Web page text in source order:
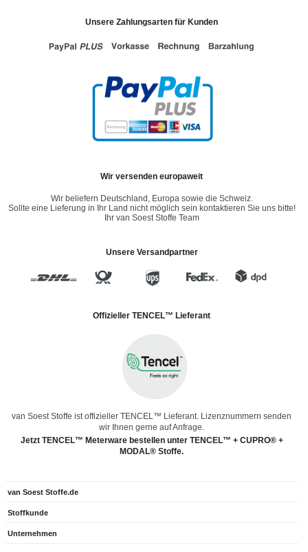
Unsere Zahlungsarten für Kunden
Wir versenden europaweit
Wir beliefern Deutschland, Europa sowie die Schweiz.
Sollte eine Lieferung in Ihr Land nicht möglich sein kontaktieren Sie uns bitte!
Ihr van Soest Stoffe Team
Unsere Versandpartner
Offizieller TENCEL™ Lieferant
van Soest Stoffe ist offizieller TENCEL™ Lieferant. Lizenznummern senden
wir Ihnen gerne auf Anfrage.
Jetzt TENCEL™ Meterware bestellen unter TENCEL™ + CUPRO® +
MODAL® Stoffe.
van Soest Stoffe.de
Stoffkunde
Unternehmen